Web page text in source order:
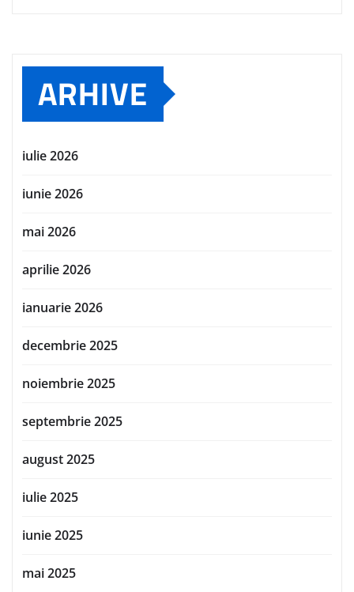
ARHIVE
iulie 2026
iunie 2026
mai 2026
aprilie 2026
ianuarie 2026
decembrie 2025
noiembrie 2025
septembrie 2025
august 2025
iulie 2025
iunie 2025
mai 2025